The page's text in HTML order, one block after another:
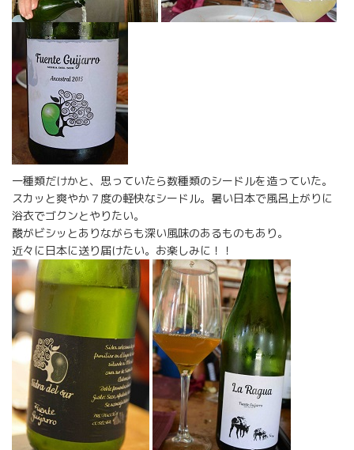
一種類だけかと、思っていたら数種類のシードルを造っていた。
スカッと爽やか７度の軽快なシードル。暑い日本で風呂上がりに
浴衣でゴクンとやりたい。
酸がビシッとありながらも深い風味のあるものもあり。
近々に日本に送り届けたい。お楽しみに！！